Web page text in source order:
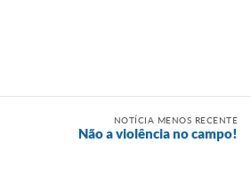
NOTÍCIA MENOS RECENTE
Não a violência no campo!